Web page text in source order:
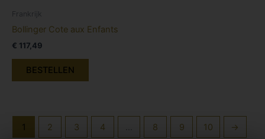
Frankrijk
Bollinger Cote aux Enfants
€ 117,49
BESTELLEN
1 2 3 4 8 9 10 →